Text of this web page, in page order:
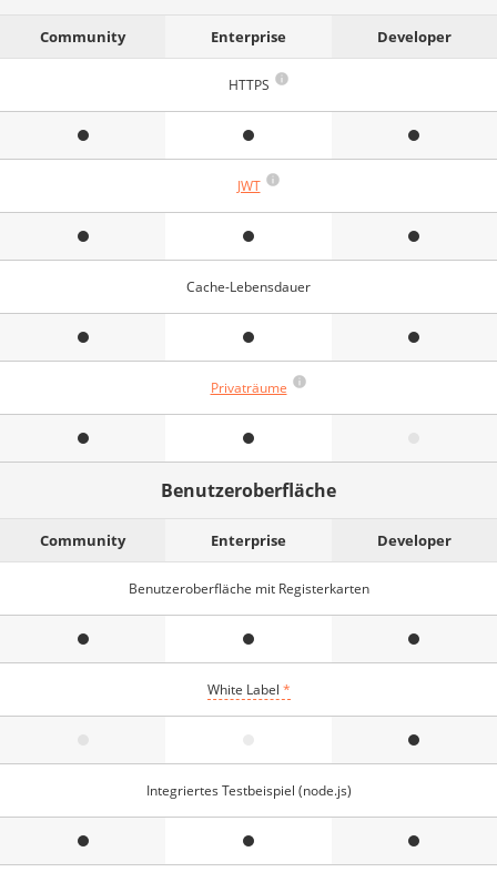
Community Enterprise Developer
HTTPS
JWT
Cache-Lebensdauer
Privaträume
Benutzeroberfläche
Community Enterprise Developer
Benutzeroberfläche mit Registerkarten
White Label *
Integriertes Testbeispiel (node.js)